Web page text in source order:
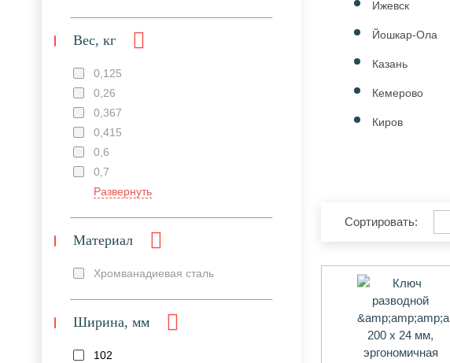
Вес, кг
0,125
0,26
0,367
0,415
0,6
0,7
Развернуть
Материал
Хромванадиевая сталь
Ширина, мм
102
Ижевск
Йошкар-Ола
Казань
Кемерово
Киров
Сортировать: